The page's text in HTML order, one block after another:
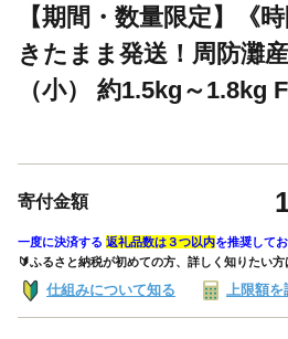
【期間・数量限定】《
きたまま発送！周防灘
（小） 約1.5kg～1.8kg
寄付金額
一度に決済する 返礼品数は３つ以内を推奨してお
🔰ふるさと納税が初めての方、詳しく知りたい方
仕組みについて知る 上限額